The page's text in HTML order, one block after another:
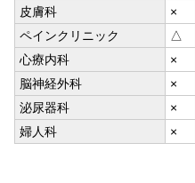
皮膚科
×
ペインクリニック
△
心療内科
×
脳神経外科
×
泌尿器科
×
婦人科
×